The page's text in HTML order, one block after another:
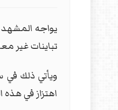
يواجه المشهد
تباينات غير
ويأتي ذلك
اهتزاز في هذه